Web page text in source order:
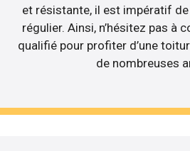
et résistante, il est impératif
régulier. Ainsi, n’hésitez pas à
qualifié pour profiter d’une
de nombreuses